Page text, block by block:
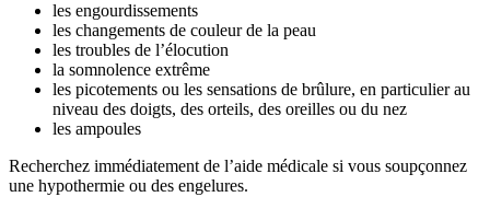
les engourdissements
les changements de couleur de la peau
les troubles de l’élocution
la somnolence extrême
les picotements ou les sensations de brûlure, en particulier au
niveau des doigts, des orteils, des oreilles ou du nez
les ampoules
Recherchez immédiatement de l’aide médicale si vous soupçonnez
une hypothermie ou des engelures.